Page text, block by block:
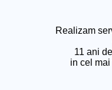
Realizam
11 ani
in cel